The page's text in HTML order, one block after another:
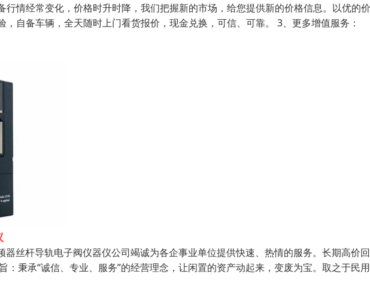
情经常变化，价格时升时降，我们把握新的市场，给您提供新的价格信息。以优的
自备车辆，全天随时上门看货报价，现金兑换，可信、可靠。 3、更多增值服务：
器丝杆导轨电子阀仪器仪公司竭诚为各企事业单位提供快速、热情的服务。长期高价
：秉承“诚信、专业、服务”的经营理念，让闲置的资产动起来，变废为宝。取之于民用